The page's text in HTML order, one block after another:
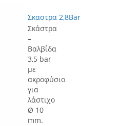
Σκαστρα 2,8Bar
Σκάστρα
–
Βαλβίδα
3,5 bar
με
ακροφύσιο
για
λάστιχο
Ø 10
mm.